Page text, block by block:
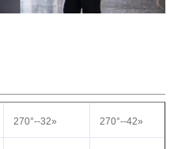
270°--32» 270°--42»